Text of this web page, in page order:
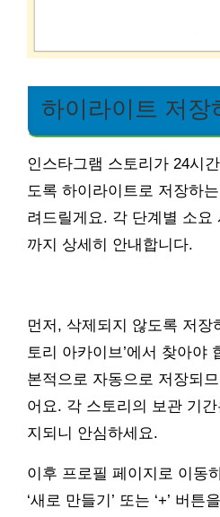
하이라이트 저장
인스타그램 스토리가 24시
도록 하이라이트로 저장하
려드릴게요. 각 단계별 소요
까지 상세히 안내합니다.
먼저, 삭제되지 않도록 저장
토리 아카이브’에서 찾아야
본적으로 자동으로 저장되
어요. 각 스토리의 보관 기
지되니 안심하세요.
이후 프로필 페이지로 이동
‘새로 만들기’ 또는 ‘+’ 버